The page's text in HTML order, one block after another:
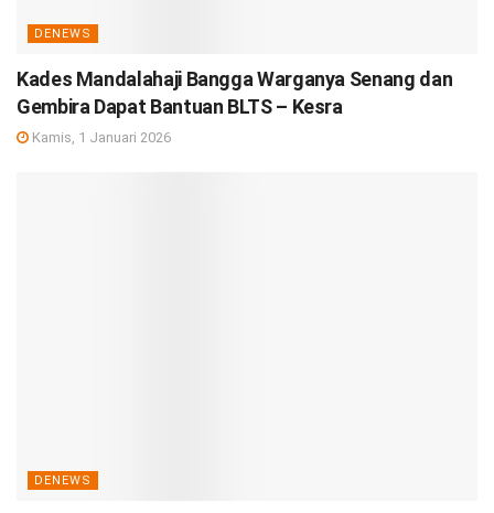
DENEWS
Kades Mandalahaji Bangga Warganya Senang dan
Gembira Dapat Bantuan BLTS – Kesra
Kamis, 1 Januari 2026
DENEWS